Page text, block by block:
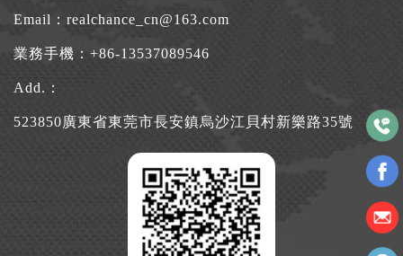
Email： realchance_cn@163.com
業務手機： +86-13537089546
Add.：
523850廣東省東莞市長安鎮烏沙江貝村新樂路35號